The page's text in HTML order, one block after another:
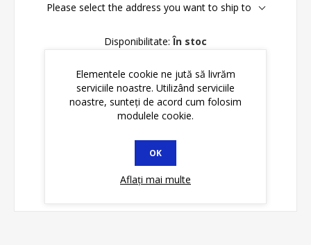
Please select the address you want to ship to
Disponibilitate: În stoc
ADAUGĂ ȊN COŞ
Elementele cookie ne jută să livrăm
serviciile noastre. Utilizând serviciile
noastre, sunteți de acord cum folosim
modulele cookie.
OK
Aflați mai multe